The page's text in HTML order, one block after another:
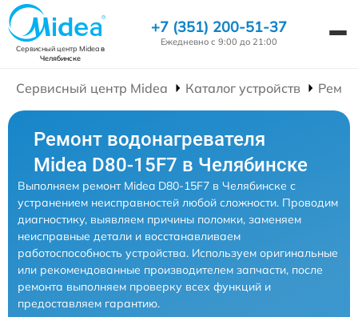
Сервисный центр Mideaв
Челябинске
+7 (351) 200-51-37
Ежедневно с 9:00 до 21:00
Сервисный центр Midea Каталог устройств
Ремонт водонагревателя
Midea D80-15F7 в Челябинске
Выполняем ремонт Midea D80-15F7 в Челябинске с
устранением неисправностей любой сложности. Проводим
диагностику, выявляем причины поломки, заменяем
неисправные детали и восстанавливаем
работоспособность устройства. Используем оригинальные
или рекомендованные производителем запчасти, после
ремонта выполняем проверку всех функций и
предоставляем гарантию.